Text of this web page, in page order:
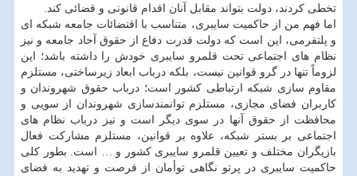
تخطی کردند، دولت بتواند مقابل آنان اقدام قانونی و قضائی کند.
اما فهم من از حاکمیت سایبری، متناسب با اقتضائات جامعه شبکه ای
و پلتفرمی، این است که دولت قدرت دفاع از حقوق آحاد جامعه و نیز
نظام های اجتماعی تحت قلمرو سایبری خودش را داشته باشد؛ این
لزوماً تنها در گرو قوانین نیست، بلکه درباب ابعاد زیرساختی، مستلزم
مقاوم سازی شبکه ارتباطی کشور است؛ درباب حقوق شهروندان و
کاربران فضای مجازی، مستلزم توانمندسازی شهروندان از سویی و
محافظت از حقوق آنها در سوی دیگر است و نیز درباب نظام های
اجتماعی بر بستر شبکه، علاوه بر قوانین، مستلزم مشارکت فعال
بازیگران مختلف و تعیین قلمرو سایبری کشور و … است. بطور کلی
حاکمیت سایبری در پرتو نگاهی توأمان از فرصت و تهدید به فضای